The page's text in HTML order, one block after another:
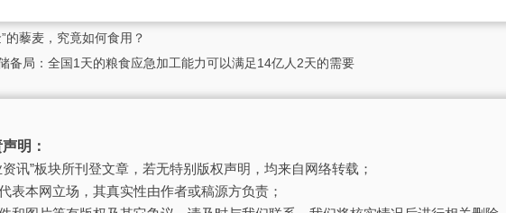
的藜麦，究竟如何食用？
备局：全国1天的粮食应急加工能力可以满足14亿人2天的需要
明：
讯”板块所刊登文章，若无特别版权声明，均来自网络转载；
表本网立场，其真实性由作者或稿源方负责；